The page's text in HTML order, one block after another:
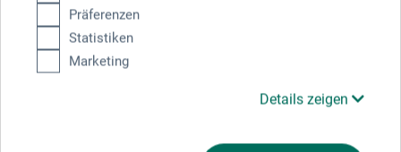
Präferenzen
Statistiken
Marketing
Details zeigen
Kunden kauften auch